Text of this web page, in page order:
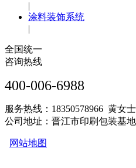
|
涂料装饰系统
|
全国统一
咨询热线
400-006-6988
服务热线：18350578966 黄女士
公司地址：晋江市印刷包装基
网站地图